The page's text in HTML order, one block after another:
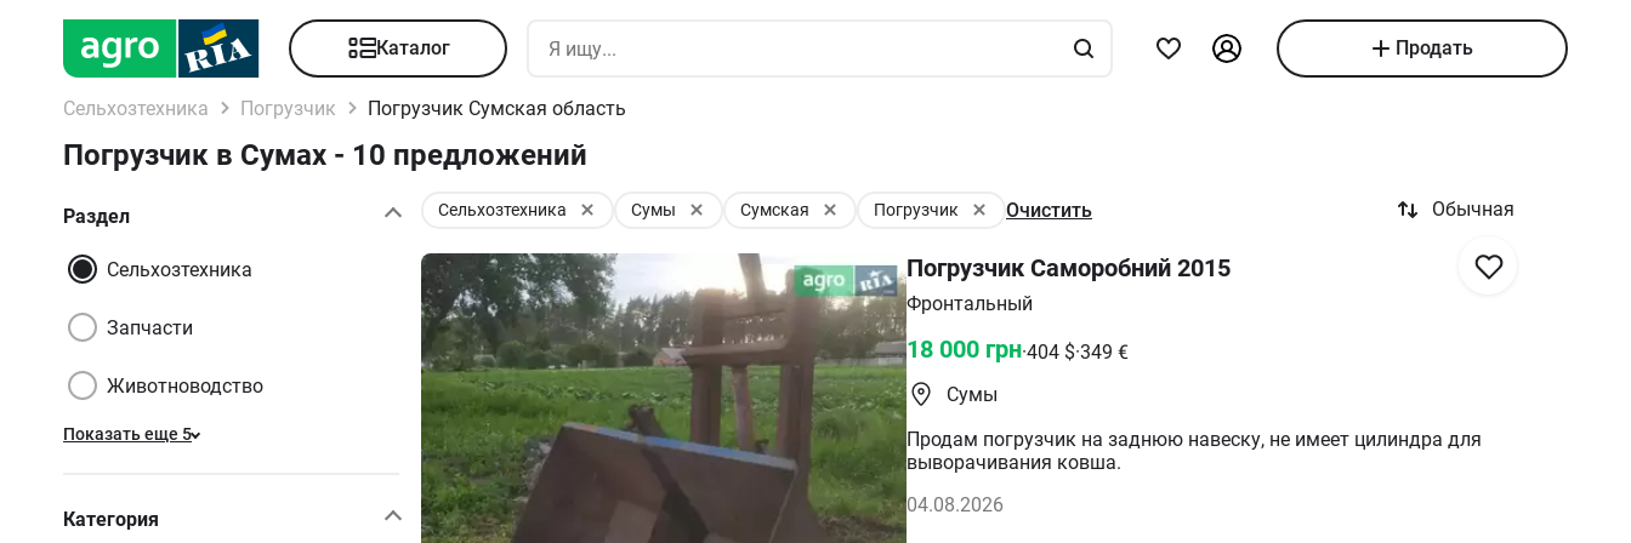
Каталог Продать
Сельхозтехника Погрузчик Погрузчик Сумская область
Погрузчик в Сумах - 10 предложений
Раздел
Сельхозтехника
Запчасти
Животноводство
Показать еще 5
Категория
Сельхозтехника Сумы Сумская Погрузчик Очистить Обычная
Погрузчик Саморобний 2015
Фронтальный
18 000 грн·404 $·349 €
Сумы
Продам погрузчик на заднюю навеску, не имеет цилиндра для
выворачивания ковша.
04.08.2026